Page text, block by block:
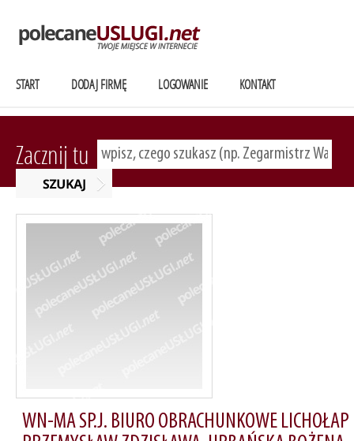
START DODAJ FIRMĘ LOGOWANIE KONTAKT
Zacznij tu
WN-MA SP.J. BIURO OBRACHUNKOWE LICHOŁAP